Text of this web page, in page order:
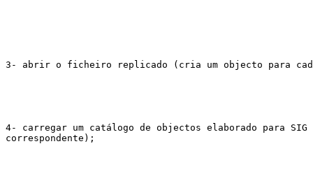
3- abrir o ficheiro replicado (cria um objecto para
4- carregar um catálogo de objectos elaborado para SIG
correspondente);